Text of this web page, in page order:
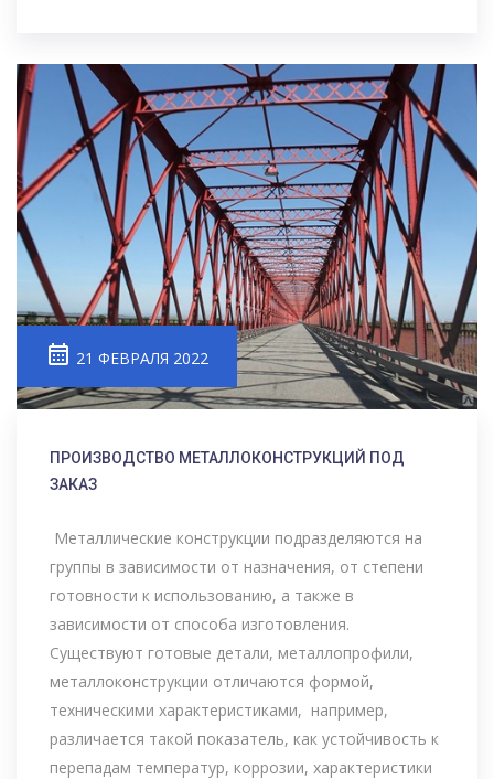
21 ФЕВРАЛЯ 2022
ПРОИЗВОДСТВО МЕТАЛЛОКОНСТРУКЦИЙ ПОД
ЗАКАЗ
Металлические конструкции подразделяются на
группы в зависимости от назначения, от степени
готовности к использованию, а также в
зависимости от способа изготовления.
Существуют готовые детали, металлопрофили,
металлоконструкции отличаются формой,
техническими характеристиками, например,
различается такой показатель, как устойчивость к
перепадам температур, коррозии, характеристики